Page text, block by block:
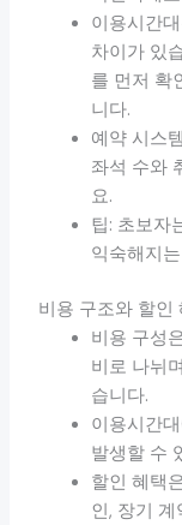
이용시간
차이가 있
를 먼저 확
니다.
예약 시스
좌석 수와
요.
팁: 초보자
익숙해지
비용 구조와 할인
비용 구성
비로 나뉘
습니다.
이용시간
발생할 수
할인 혜택
인, 장기